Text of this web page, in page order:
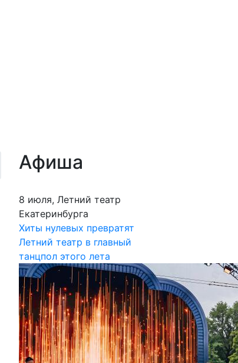
Афиша
8 июля, Летний театр
Екатеринбурга
Хиты нулевых превратят
Летний театр в главный
танцпол этого лета